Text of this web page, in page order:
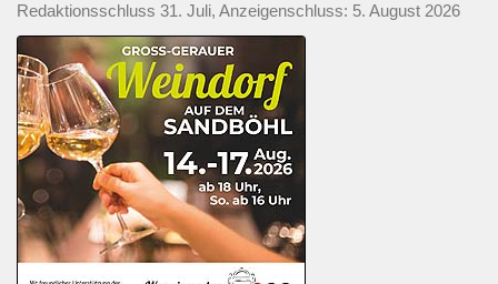
Redaktionsschluss 31. Juli, Anzeigenschluss: 5. August 2026